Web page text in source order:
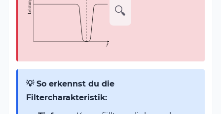
🔍
💡 So erkennst du die
Filtercharakteristik: